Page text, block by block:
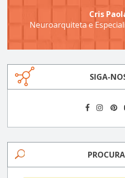
Cris
Neuroarquiteta e
SIGA-